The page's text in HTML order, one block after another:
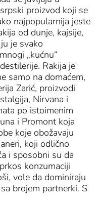
proizvod koji se
najpopularnija jeste
od dunje, kajsije,
je svako
„kućnu“
Rakija je
samo na domaćem,
Zarić, proizvodi
Nirvana i
po istoimenim
i Promont koja
koje obožavaju
koji odlično
i sposobni su da
konzumaciji
vole da dominiraju
brojem partnerki. S